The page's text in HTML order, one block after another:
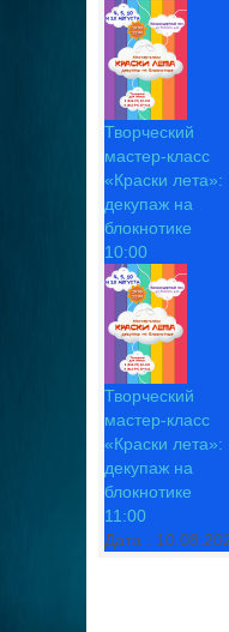
Творческий
мастер-класс
«Краски лета»:
декупаж на
блокнотике
10:00
Творческий
мастер-класс
«Краски лета»:
декупаж на
блокнотике
11:00
Дата :